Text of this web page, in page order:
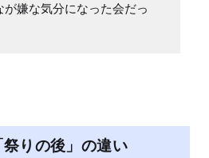
嫌な気分になった会だっ
祭りの後」の違い